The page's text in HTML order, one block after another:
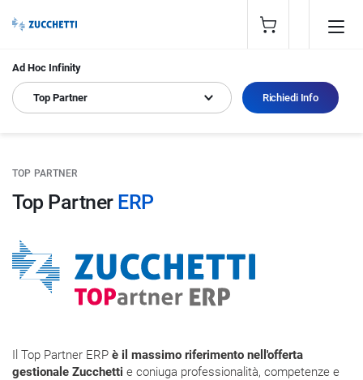
Ad Hoc Infinity
Top Partner Richiedi Info
TOP PARTNER
Top Partner ERP
Il Top Partner ERP è il massimo riferimento nell'offerta
gestionale Zucchetti e coniuga professionalità, competenze e